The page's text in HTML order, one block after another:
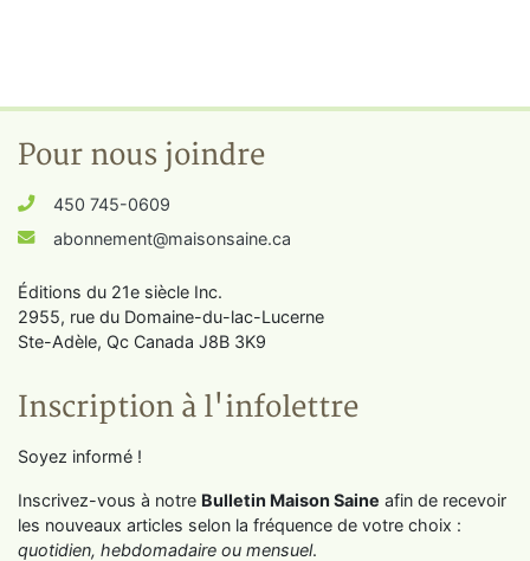
Pour nous joindre
450 745-0609
abonnement@maisonsaine.ca
Éditions du 21e siècle Inc.
2955, rue du Domaine-du-lac-Lucerne
Ste-Adèle, Qc Canada J8B 3K9
Inscription à l'infolettre
Soyez informé !
Inscrivez-vous à notre Bulletin Maison Saine afin de recevoir
les nouveaux articles selon la fréquence de votre choix :
quotidien, hebdomadaire ou mensuel.